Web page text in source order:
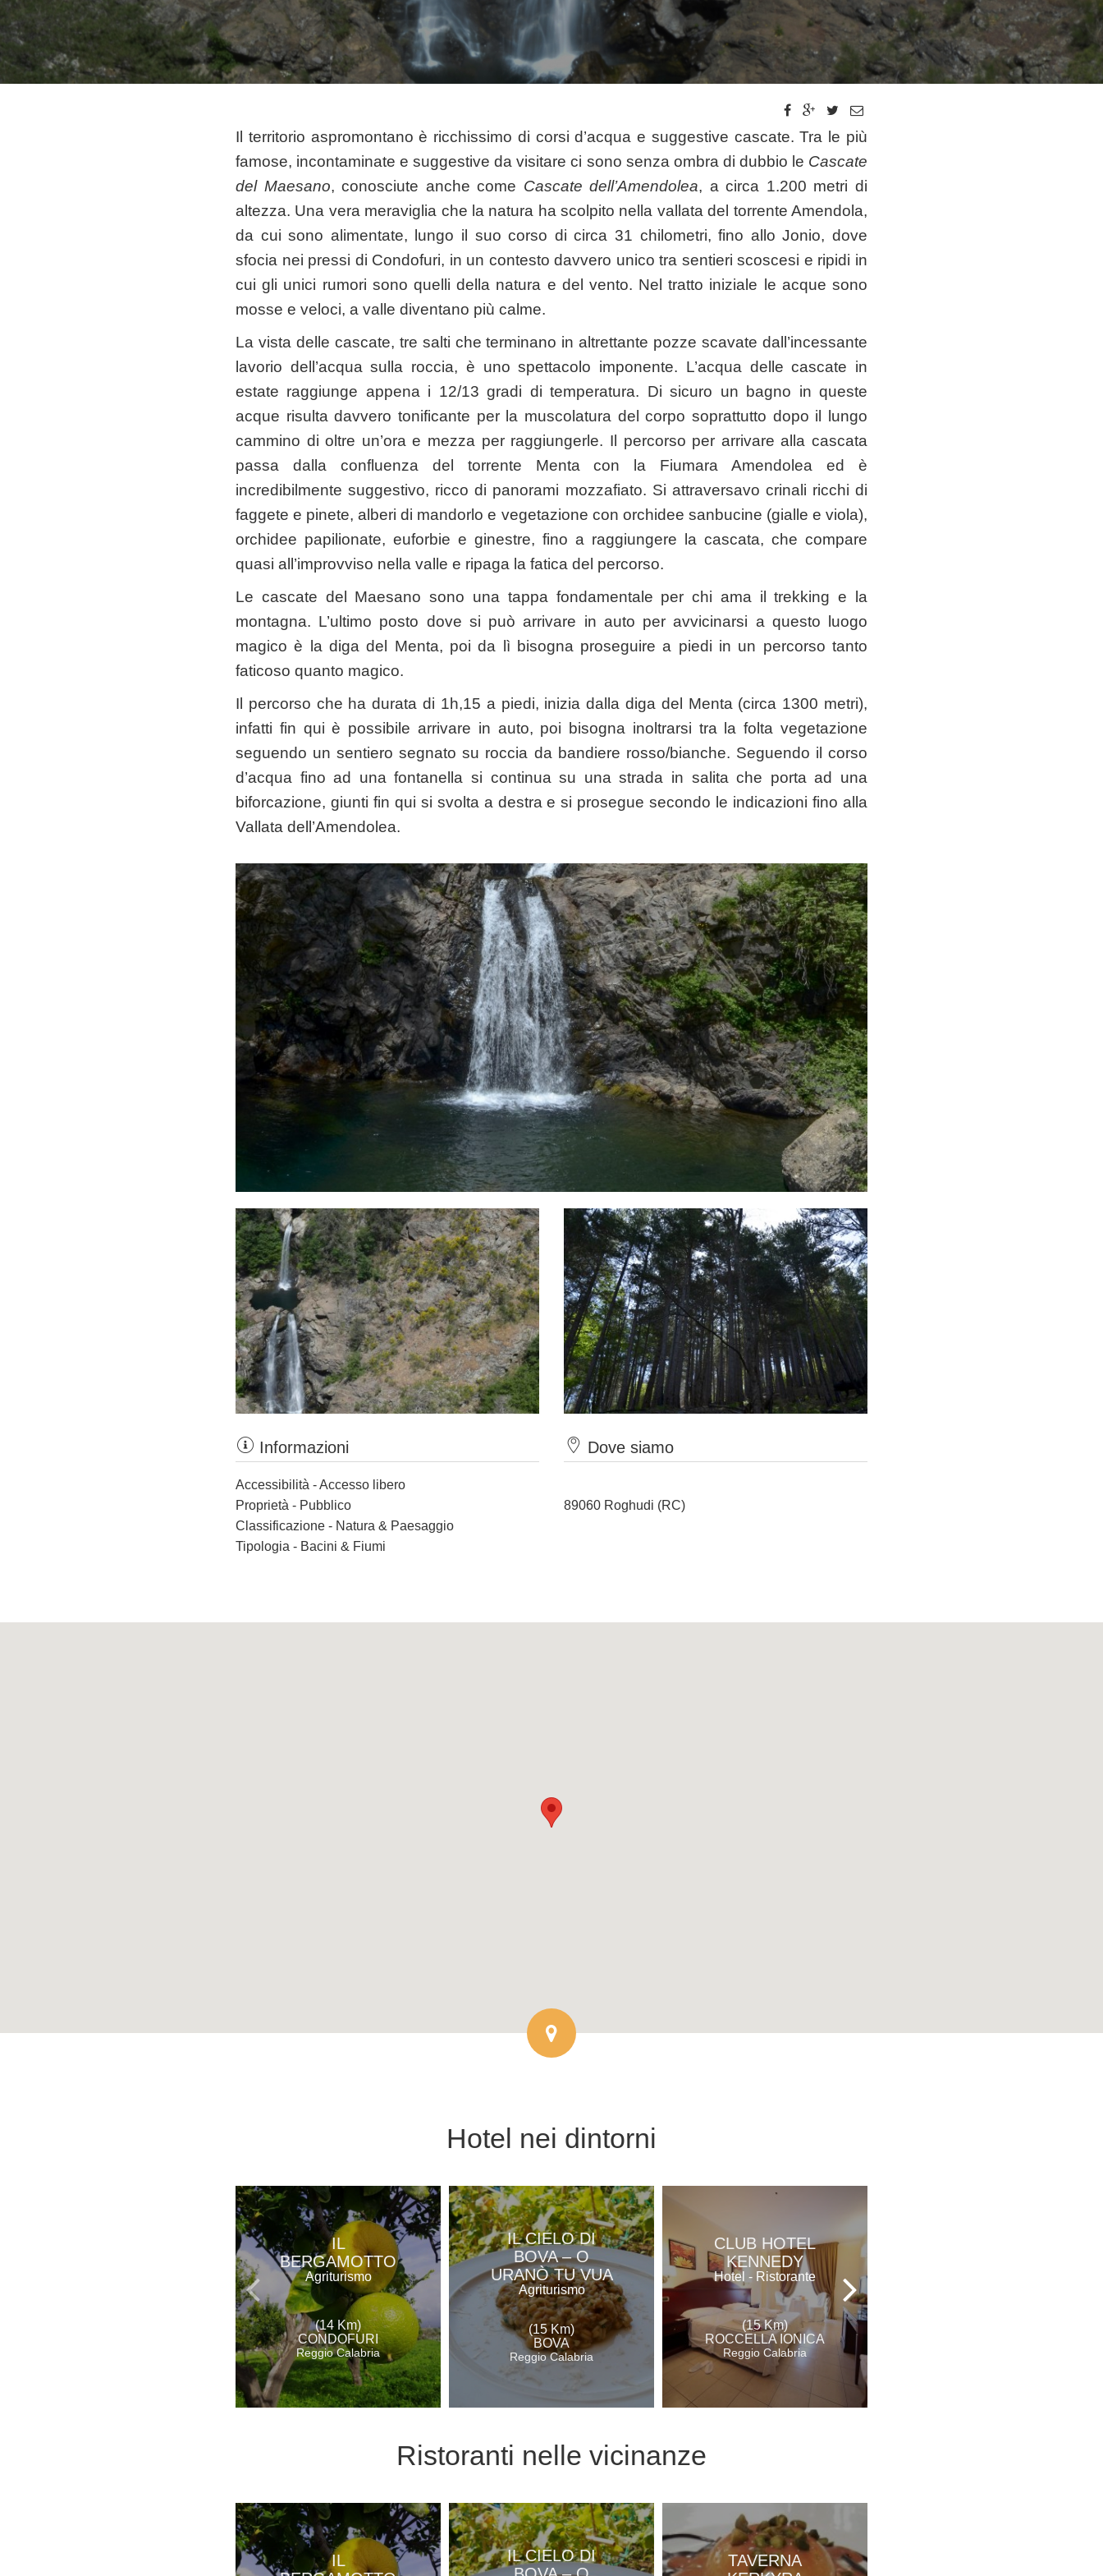
Il territorio aspromontano è ricchissimo di corsi d’acqua e suggestive cascate. Tra le più
famose, incontaminate e suggestive da visitare ci sono senza ombra di dubbio le Cascate
del Maesano, conosciute anche come Cascate dell’Amendolea, a circa 1.200 metri di
altezza. Una vera meraviglia che la natura ha scolpito nella vallata del torrente Amendola,
da cui sono alimentate, lungo il suo corso di circa 31 chilometri, fino allo Jonio, dove
sfocia nei pressi di Condofuri, in un contesto davvero unico tra sentieri scoscesi e ripidi in
cui gli unici rumori sono quelli della natura e del vento. Nel tratto iniziale le acque sono
mosse e veloci, a valle diventano più calme.
La vista delle cascate, tre salti che terminano in altrettante pozze scavate dall’incessante
lavorio dell’acqua sulla roccia, è uno spettacolo imponente. L’acqua delle cascate in
estate raggiunge appena i 12/13 gradi di temperatura. Di sicuro un bagno in queste
acque risulta davvero tonificante per la muscolatura del corpo soprattutto dopo il lungo
cammino di oltre un’ora e mezza per raggiungerle. Il percorso per arrivare alla cascata
passa dalla confluenza del torrente Menta con la Fiumara Amendolea ed è
incredibilmente suggestivo, ricco di panorami mozzafiato. Si attraversavo crinali ricchi di
faggete e pinete, alberi di mandorlo e vegetazione con orchidee sanbucine (gialle e viola),
orchidee papilionate, euforbie e ginestre, fino a raggiungere la cascata, che compare
quasi all’improvviso nella valle e ripaga la fatica del percorso.
Le cascate del Maesano sono una tappa fondamentale per chi ama il trekking e la
montagna. L’ultimo posto dove si può arrivare in auto per avvicinarsi a questo luogo
magico è la diga del Menta, poi da lì bisogna proseguire a piedi in un percorso tanto
faticoso quanto magico.
Il percorso che ha durata di 1h,15 a piedi, inizia dalla diga del Menta (circa 1300 metri),
infatti fin qui è possibile arrivare in auto, poi bisogna inoltrarsi tra la folta vegetazione
seguendo un sentiero segnato su roccia da bandiere rosso/bianche. Seguendo il corso
d’acqua fino ad una fontanella si continua su una strada in salita che porta ad una
biforcazione, giunti fin qui si svolta a destra e si prosegue secondo le indicazioni fino alla
Vallata dell’Amendolea.
Informazioni
Accessibilità - Accesso libero
Proprietà - Pubblico
Classificazione - Natura & Paesaggio
Tipologia - Bacini & Fiumi
Dove siamo
89060 Roghudi (RC)
Hotel nei dintorni
IL
BERGAMOTTO
Agriturismo
(14 Km)
CONDOFURI
Reggio Calabria
IL CIELO DI
BOVA – O
URANÒ TU VUA
Agriturismo
(15 Km)
BOVA
Reggio Calabria
CLUB HOTEL
KENNEDY
Hotel - Ristorante
(15 Km)
ROCCELLA IONICA
Reggio Calabria
Ristoranti nelle vicinanze
IL
IL CIELO DI
TAVERNA